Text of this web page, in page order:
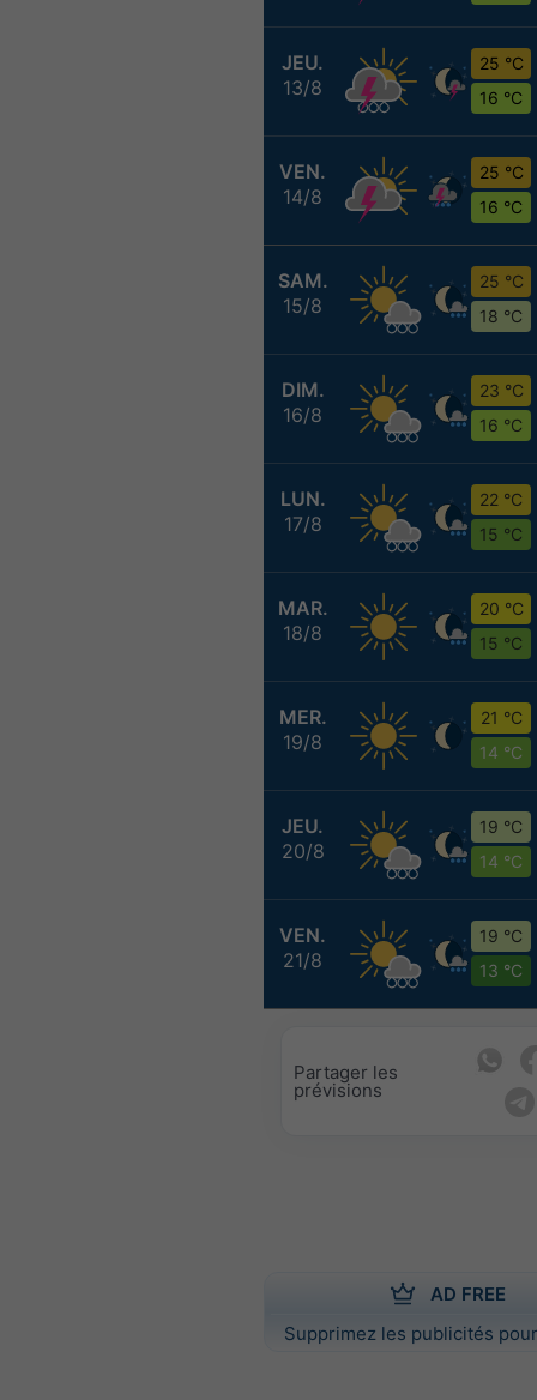
JEU.
13/8
25 °C
16 °C
VEN.
14/8
25 °C
16 °C
SAM.
15/8
25 °C
18 °C
DIM.
16/8
23 °C
16 °C
LUN.
17/8
22 °C
15 °C
MAR.
18/8
20 °C
15 °C
MER.
19/8
21 °C
14 °C
JEU.
20/8
19 °C
14 °C
VEN.
21/8
19 °C
13 °C
Partager les
prévisions
AD FREE
Supprimez les publicités